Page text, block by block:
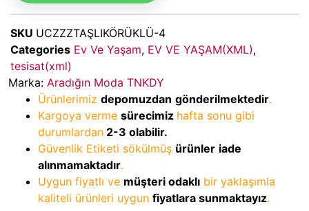
SKU UCZZZTAŞLIKÖRÜKLÜ-4
Categories Ev Ve Yaşam, EV VE YAŞAM(XML),
tesisat(xml)
Marka: Aradığın Moda TNKDY
Ürünlerimiz depomuzdan gönderilmektedir.
Kargoya verme sürecimiz hafta sonu gibi
durumlardan 2-3 olabilir.
Güvenlik Etiketi sökülmüş ürünler iade
alınmamaktadır.
Uygun fiyatlı ve müşteri odaklı bir yaklaşımla
kaliteli ürünleri uygun fiyatlara sunmaktayız.